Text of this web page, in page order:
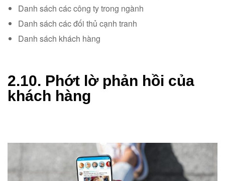
Danh sách các công ty trong ngành
Danh sách các đối thủ cạnh tranh
Danh sách khách hàng
2.10. Phớt lờ phản hồi của
khách hàng